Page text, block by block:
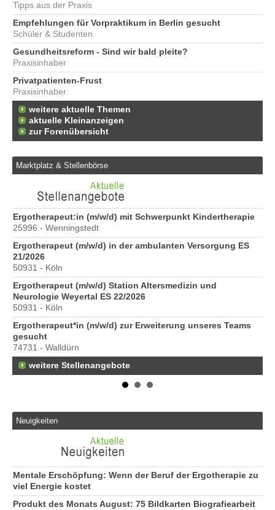
Tipps aus der Praxis
Empfehlungen für Vorpraktikum in Berlin gesucht
Schüler & Studenten
Gesundheitsreform - Sind wir bald pleite?
Praxisinhaber
Privatpatienten-Frust
Praxisinhaber
weitere aktuelle Themen
aktuelle Kleinanzeigen
zur Forenübersicht
Marktplatz & Stellenbörse
Ergotherapeut:in (m/w/d) mit Schwerpunkt Kindertherapie
25996 - Wenningstedt
Ergotherapeut (m/w/d) in der ambulanten Versorgung ES
21/2026
50931 - Köln
Ergotherapeut (m/w/d) Station Altersmedizin und
Neurologie Weyertal ES 22/2026
50931 - Köln
Ergotherapeut*in (m/w/d) zur Erweiterung unseres Teams
gesucht
74731 - Walldürn
weitere Stellenangebote
Neuigkeiten
Mentale Erschöpfung: Wenn der Beruf der Ergotherapie zu
viel Energie kostet
Produkt des Monats August: 75 Bildkarten Biografiearbeit